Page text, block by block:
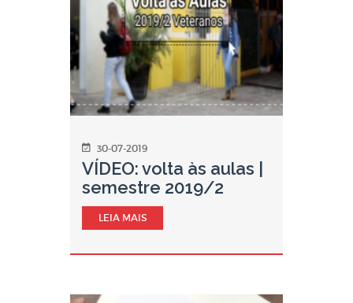
30-07-2019
VÍDEO: volta às aulas |
semestre 2019/2
LEIA MAIS